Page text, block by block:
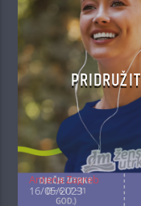
Antena Zagreb
16/05/2023